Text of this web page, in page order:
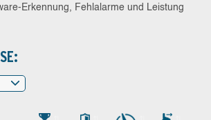
Erkennung, Fehlalarme und Leistung